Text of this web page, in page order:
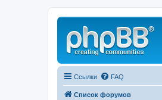
Ссылки FAQ
Список форумов